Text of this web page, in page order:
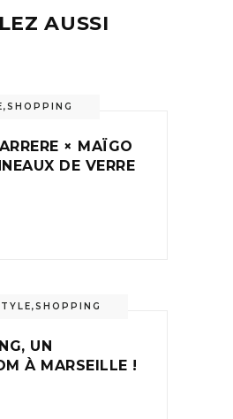
AUSSI
,SHOPPING
× MAÏGO
DE VERRE
,SHOPPING
UN
À MARSEILLE !